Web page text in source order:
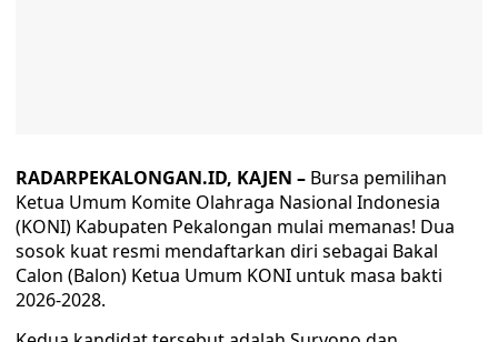
RADARPEKALONGAN.ID, KAJEN – Bursa pemilihan
Ketua Umum Komite Olahraga Nasional Indonesia
(KONI) Kabupaten Pekalongan mulai memanas! Dua
sosok kuat resmi mendaftarkan diri sebagai Bakal
Calon (Balon) Ketua Umum KONI untuk masa bakti
2026-2028.